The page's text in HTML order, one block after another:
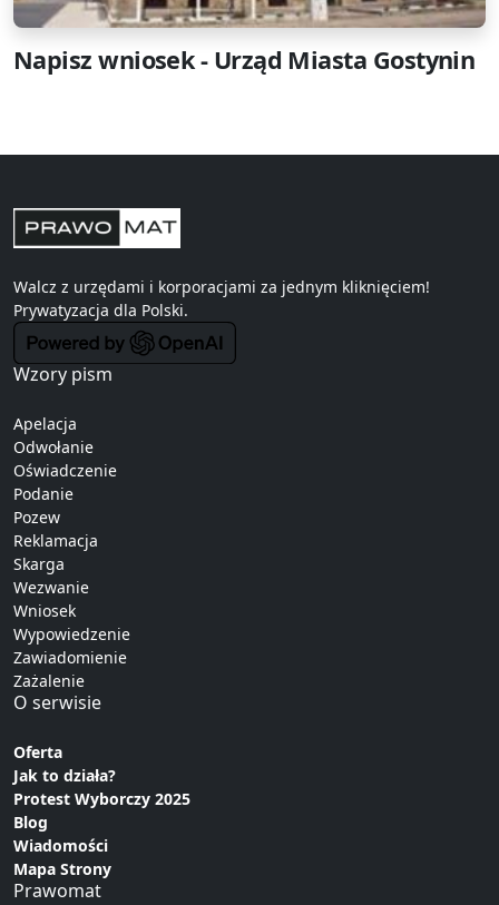
Napisz wniosek - Urząd Miasta Gostynin
Walcz z urzędami i korporacjami za jednym kliknięciem!
Prywatyzacja dla Polski.
Wzory pism
Apelacja
Odwołanie
Oświadczenie
Podanie
Pozew
Reklamacja
Skarga
Wezwanie
Wniosek
Wypowiedzenie
Zawiadomienie
Zażalenie
O serwisie
Oferta
Jak to działa?
Protest Wyborczy 2025
Blog
Wiadomości
Mapa Strony
Prawomat